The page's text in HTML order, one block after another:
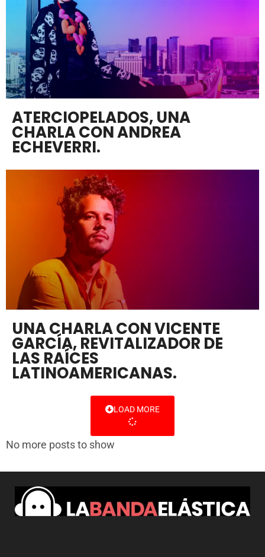
ATERCIOPELADOS, UNA
CHARLA CON ANDREA
ECHEVERRI.
UNA CHARLA CON VICENTE
GARCÍA, REVITALIZADOR DE
LAS RAÍCES
LATINOAMERICANAS.
LOAD MORE
No more posts to show